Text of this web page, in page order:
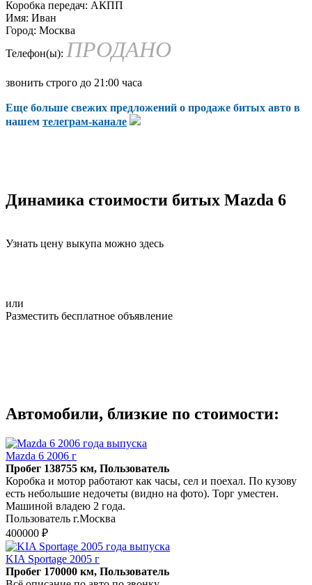
Коробка передач: АКПП
Имя: Иван
Город: Москва
Телефон(ы): ПРОДАНО
звонить строго до 21:00 часа
Еще больше свежих предложений о продаже битых авто в
нашем телеграм-канале
Динамика стоимости битых Mazda 6
Узнать цену выкупа можно здесь
или
Разместить бесплатное объявление
Автомобили, близкие по стоимости:
Mazda 6 2006 г
Пробег 138755 км, Пользователь
Коробка и мотор работают как часы, сел и поехал. По кузову
есть небольшие недочеты (видно на фото). Торг уместен.
Машиной владею 2 года.
Пользователь г.Москва
400000 ₽
KIA Sportage 2005 г
Пробег 170000 км, Пользователь